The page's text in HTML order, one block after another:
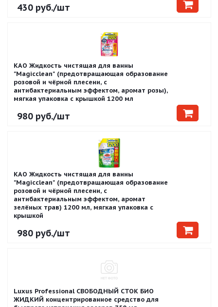
430 руб./шт
KAO Жидкость чистящая для ванны
"Magiсclean" (предотвращающая образование
розовой и чёрной плесени, с
антибактериальным эффектом, аромат розы),
мягкая упаковка с крышкой 1200 мл
980 руб./шт
KAO Жидкость чистящая для ванны
"Magiсclean" (предотвращающая образование
розовой и чёрной плесени, с
антибактериальным эффектом, аромат
зелёных трав) 1200 мл, мягкая упаковка с
крышкой
980 руб./шт
Luxus Professional СВОБОДНЫЙ СТОК БИО
ЖИДКИЙ концентрированное средство для